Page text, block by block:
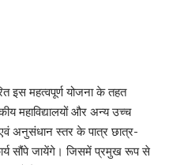
इस महत्वपूर्ण योजना के तहत
महाविद्यालयों और अन्य उच्च
अनुसंधान स्तर के पात्र छात्र-
सौंपे जायेंगे। जिसमें प्रमुख रूप से